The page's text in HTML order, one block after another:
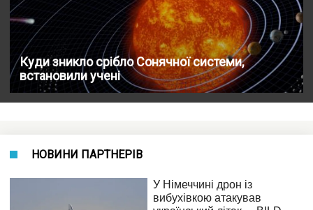
Куди зникло срібло Сонячної системи,
встановили учені
НОВИНИ ПАРТНЕРІВ